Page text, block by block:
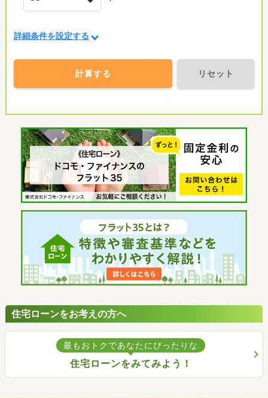
詳細条件を設定する
計算する リセット
住宅ローンをお考えの方へ
最もおトクであなたにぴったりな
住宅ローンをみてみよう！